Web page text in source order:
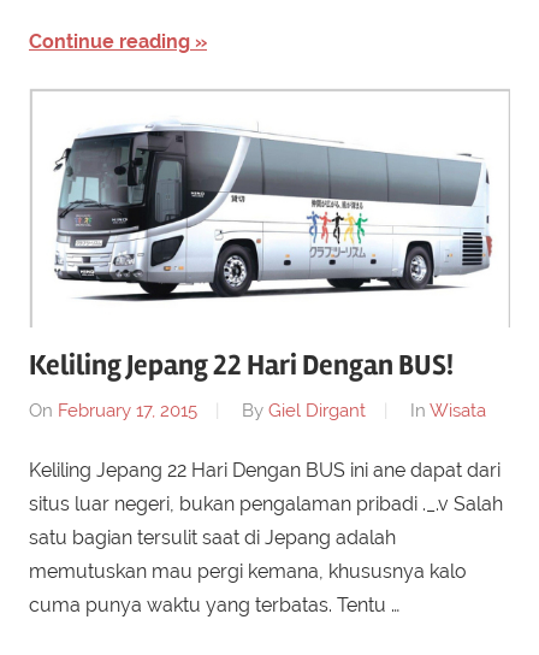
Continue reading
Keliling Jepang 22 Hari Dengan BUS!
On February 17, 2015 By Giel Dirgant In Wisata
Keliling Jepang 22 Hari Dengan BUS ini ane dapat dari
situs luar negeri, bukan pengalaman pribadi ._.v Salah
satu bagian tersulit saat di Jepang adalah
memutuskan mau pergi kemana, khususnya kalo
cuma punya waktu yang terbatas. Tentu …